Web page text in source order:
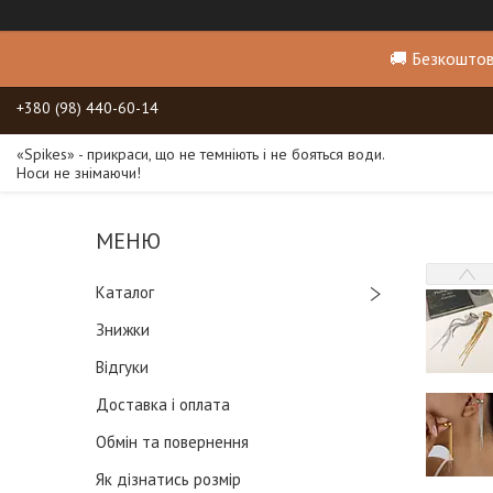
🚚
+380 (98) 440-60-14
«Spikes» - прикраси, що не темніють і не бояться води.
Носи не знімаючи!
Каталог
Знижки
Відгуки
Доставка і оплата
Обмін та повернення
Як дізнатись розмір